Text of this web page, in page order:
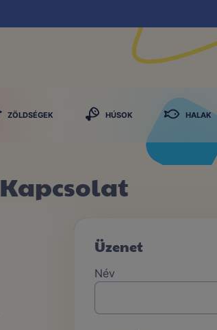
ZÖLDSÉGEK HÚSOK HALAK
Kapcsolat
Üzenet
Név